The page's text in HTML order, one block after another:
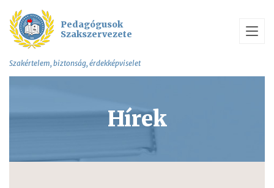
Pedagógusok
Szakszervezete
Szakértelem, biztonság, érdekképviselet
Hírek